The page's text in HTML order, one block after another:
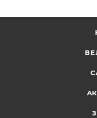
Пластмассовые
Универсальный
мальчиков: 4 ярких